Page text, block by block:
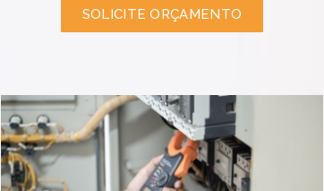
SOLICITE ORÇAMENTO